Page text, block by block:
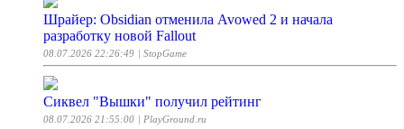
Шрайер: Obsidian отменила Avowed 2 и начала
разработку новой Fallout
08.07.2026 22:26:49 | StopGame
Сиквел "Вышки" получил рейтинг
08.07.2026 21:55:00 | PlayGround.ru